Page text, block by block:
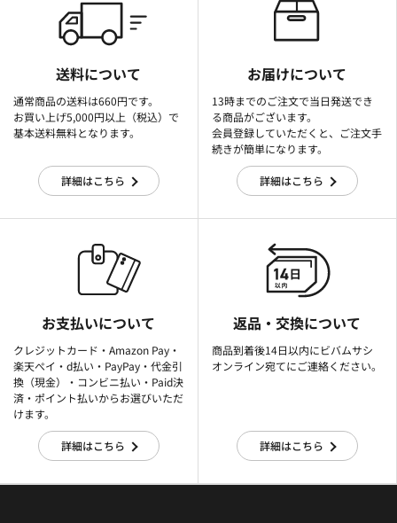
送料について
通常商品の送料は660円です。
お買い上げ5,000円以上（税込）で
基本送料無料となります。
詳細はこちら
お届けについて
13時までのご注文で当日発送でき
る商品がございます。
会員登録していただくと、ご注文手
続きが簡単になります。
詳細はこちら
お支払いについて
クレジットカード・Amazon Pay・
楽天ぺイ・d払い・PayPay・代金引
換（現金）・コンビニ払い・Paid決
済・ポイント払いからお選びいただ
けます。
詳細はこちら
返品・交換について
商品到着後14日以内にビバムサシ
オンライン宛てにご連絡ください。
詳細はこちら